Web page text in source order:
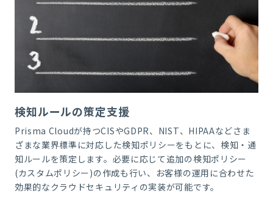
検知ルールの策定支援
Prisma Cloudが持つCISやGDPR、 NIST、 HIPAAなどさま
ざまな業界標準に対応した検知ポリシーをもとに、検知・通
知ルールを策定します。必要に応じて追加の検知ポリシー
(カスタムポリシー)の作成も行い、お客様の運用に合わせた
効果的なクラウドセキュリティの実装が可能です。